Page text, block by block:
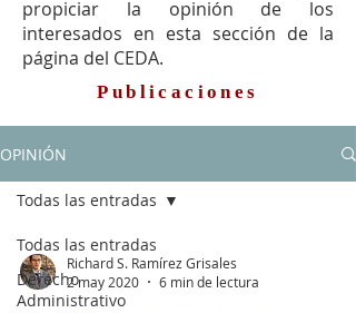
propiciar la opinión de los
interesados en esta sección de la
página del CEDA.
Publicaciones
OPINIÓN
Todas las entradas
Derecho
Administrativo
Todas las entradas
Richard S. Ramírez Grisales
2 may 2020
6 min de lectura